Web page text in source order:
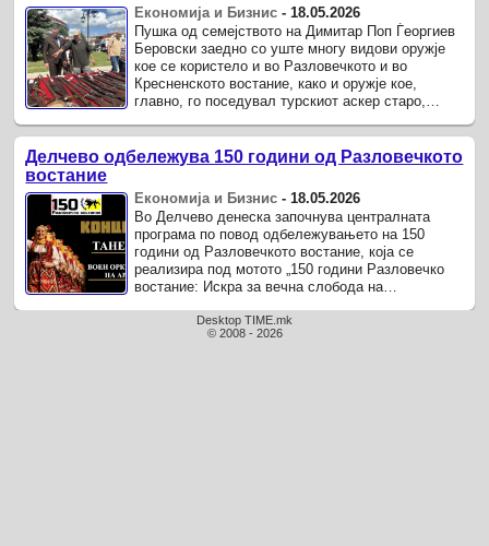
Економија и Бизнис - 18.05.2026
Пушка од семејството на Димитар Поп Ѓеоргиев
Беровски заедно со уште многу видови оружје
кое се користело и во Разловечкото и во
Кресненското востание, како и оружје кое,
главно, го поседувал турскиот аскер старо,
Делчево одбележува 150 години од Разловечкото
востание
Економија и Бизнис -18.05.2026
Во Делчево денеска започнува централната
програма по повод одбележувањето на 150
години од Разловечкото востание, која се
реализира под мотото „150 години Разловечко
востание: Искра за вечна слобода на
Desktop TIME.mk
© 2008 - 2026